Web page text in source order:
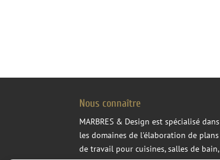
Nous connaître
MARBRES & Design est spécialisé dans
les domaines de l'élaboration de plans
de travail pour cuisines, salles de bain,